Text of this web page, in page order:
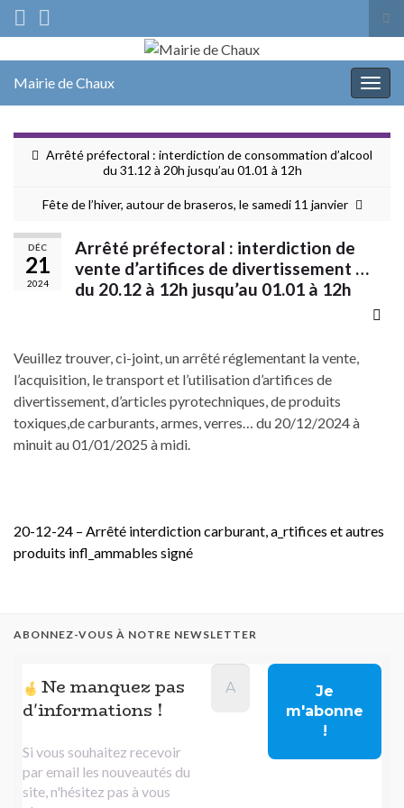
Search for:
Mairie de Chaux
Arrêté préfectoral : interdiction de consommation d’alcool
du 31.12 à 20h jusqu’au 01.01 à 12h
Fête de l’hiver, autour de braseros, le samedi 11 janvier
DÉC
21
2024
Arrêté préfectoral : interdiction de
vente d’artifices de divertissement …
du 20.12 à 12h jusqu’au 01.01 à 12h
Veuillez trouver, ci-joint, un arrêté réglementant la vente,
l’acquisition, le transport et l’utilisation d’artifices de
divertissement, d’articles pyrotechniques, de produits
toxiques,de carburants, armes, verres… du 20/12/2024 à
minuit au 01/01/2025 à midi.
20-12-24 – Arrêté interdiction carburant, a_rtifices et autres
produits infl_ammables signé
ABONNEZ-VOUS À NOTRE NEWSLETTER
Ne manquez pas
d'informations !
Si vous souhaitez recevoir
par email les nouveautés du
site, n'hésitez pas à vous